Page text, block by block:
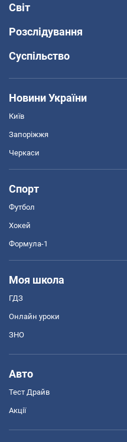
Світ
Розслідування
Суспільство
Новини України
Київ
Запоріжжя
Черкаси
Спорт
Футбол
Хокей
Формула-1
Моя школа
ГДЗ
Онлайн уроки
ЗНО
Авто
Тест Драйв
Акції